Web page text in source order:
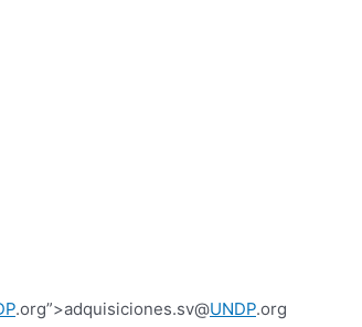
.org”>adquisiciones.sv@UNDP.org